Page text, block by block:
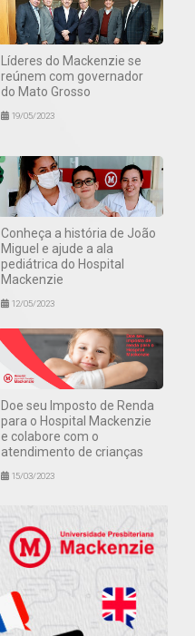
Líderes do Mackenzie se
reúnem com governador
do Mato Grosso
19/05/2023
Conheça a história de João
Miguel e ajude a ala
pediátrica do Hospital
Mackenzie
12/05/2023
Doe seu Imposto de Renda
para o Hospital Mackenzie
e colabore com o
atendimento de crianças
15/03/2023